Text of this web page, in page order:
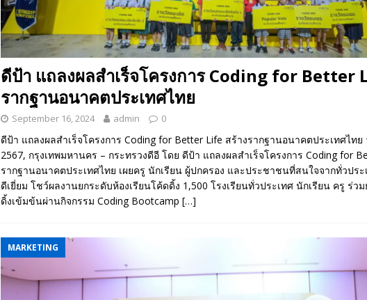
ดีป้า แถลงผลสำเร็จโครงการ Coding for Better
รากฐานอนาคตประเทศไทย
September 16, 2024 admin 0
ดีป้า แถลงผลสำเร็จโครงการ Coding for Better Life สร้างรากฐานอนาคตประเทศไท
2567, กรุงเทพมหานคร – กระทรวงดีอี โดย ดีป้า แถลงผลสำเร็จโครงการ Coding for
รากฐานอนาคตประเทศไทย เผยครู นักเรียน ผู้ปกครอง และประชาชนที่สนใจจากทั่วประ
ดีเยี่ยม โชว์ผลงานยกระดับห้องเรียนโค้ดดิ้ง 1,500 โรงเรียนทั่วประเทศ นักเรียน ครู ร่ว
ดิ้งเข้มข้นผ่านกิจกรรม Coding Bootcamp […]
MARKETING